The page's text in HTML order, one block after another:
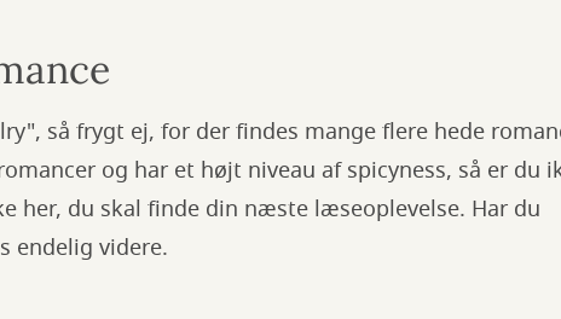
så frygt ej, for der findes mange flere hede
og har et højt niveau af spicyness, så er du
her, du skal finde din næste læseoplevelse. Har du
endelig videre.